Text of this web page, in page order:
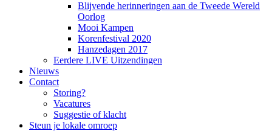
Blijvende herinneringen aan de Tweede Wereld
Oorlog
Mooi Kampen
Korenfestival 2020
Hanzedagen 2017
Eerdere LIVE Uitzendingen
Nieuws
Contact
Storing?
Vacatures
Suggestie of klacht
Steun je lokale omroep